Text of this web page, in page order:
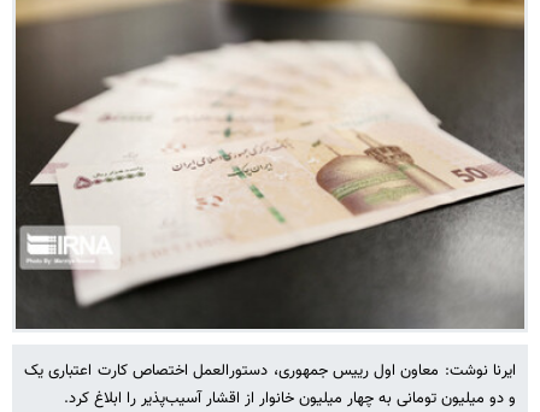
ایرنا نوشت: معاون اول رییس جمهوری، دستورالعمل اختصاص کارت اعتباری یک
و دو میلیون تومانی به چهار میلیون خانوار از اقشار آسیب‌پذیر را ابلاغ کرد.